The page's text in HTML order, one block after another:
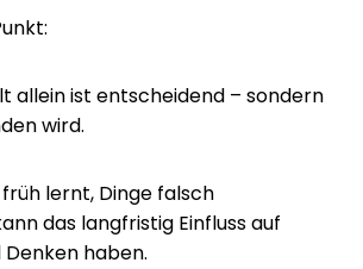
allein ist entscheidend – sondern
wird.
lernt, Dinge falsch
das langfristig Einfluss auf
haben.